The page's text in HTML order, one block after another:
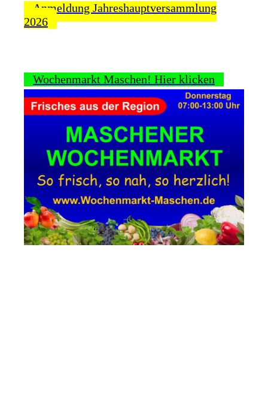
Anmeldung Jahreshauptversammlung
2026
Wochenmarkt Maschen! Hier klicken